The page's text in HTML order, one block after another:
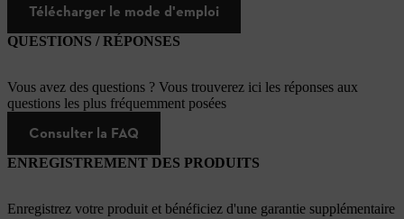
Télécharger le mode d'emploi
QUESTIONS / RÉPONSES
Vous avez des questions ? Vous trouverez ici les réponses aux
questions les plus fréquemment posées
Consulter la FAQ
ENREGISTREMENT DES PRODUITS
Enregistrez votre produit et bénéficiez d'une garantie supplémentaire